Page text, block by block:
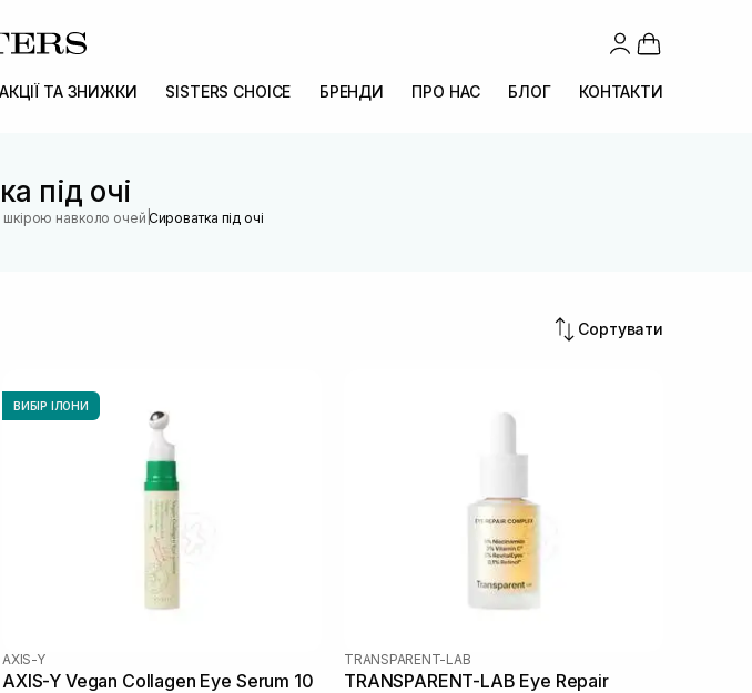
АКЦІЇ ТА ЗНИЖКИ SISTERS CHOICE БРЕНДИ ПРО НАС БЛОГ КОНТАКТИ
під очі
шкірою навколо очей |Сироватка під очі
Сортувати
ВИБІР ІЛОНИ
AXIS-Y
AXIS-Y Vegan Collagen Eye Serum 10
TRANSPARENT-LAB
TRANSPARENT-LAB Eye Repair